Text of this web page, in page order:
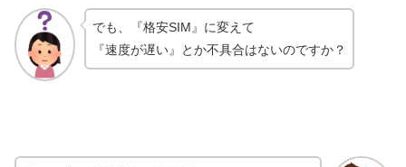
でも、『格安SIM』に変えて
『速度が遅い』とか不具合はないのですか？